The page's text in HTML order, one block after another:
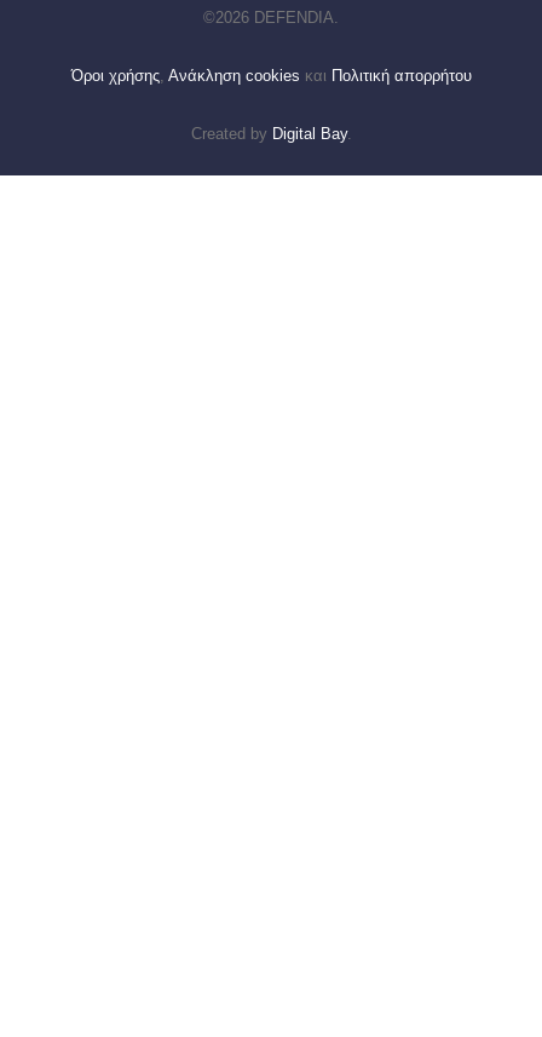
©2026 DEFENDIA.
Όροι χρήσης, Ανάκληση cookies και Πολιτική απορρήτου
Created by Digital Bay.